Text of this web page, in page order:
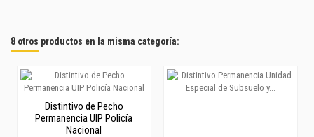
8 otros productos en la misma categoría:
Distintivo de Pecho
Permanencia UIP Policía
Nacional